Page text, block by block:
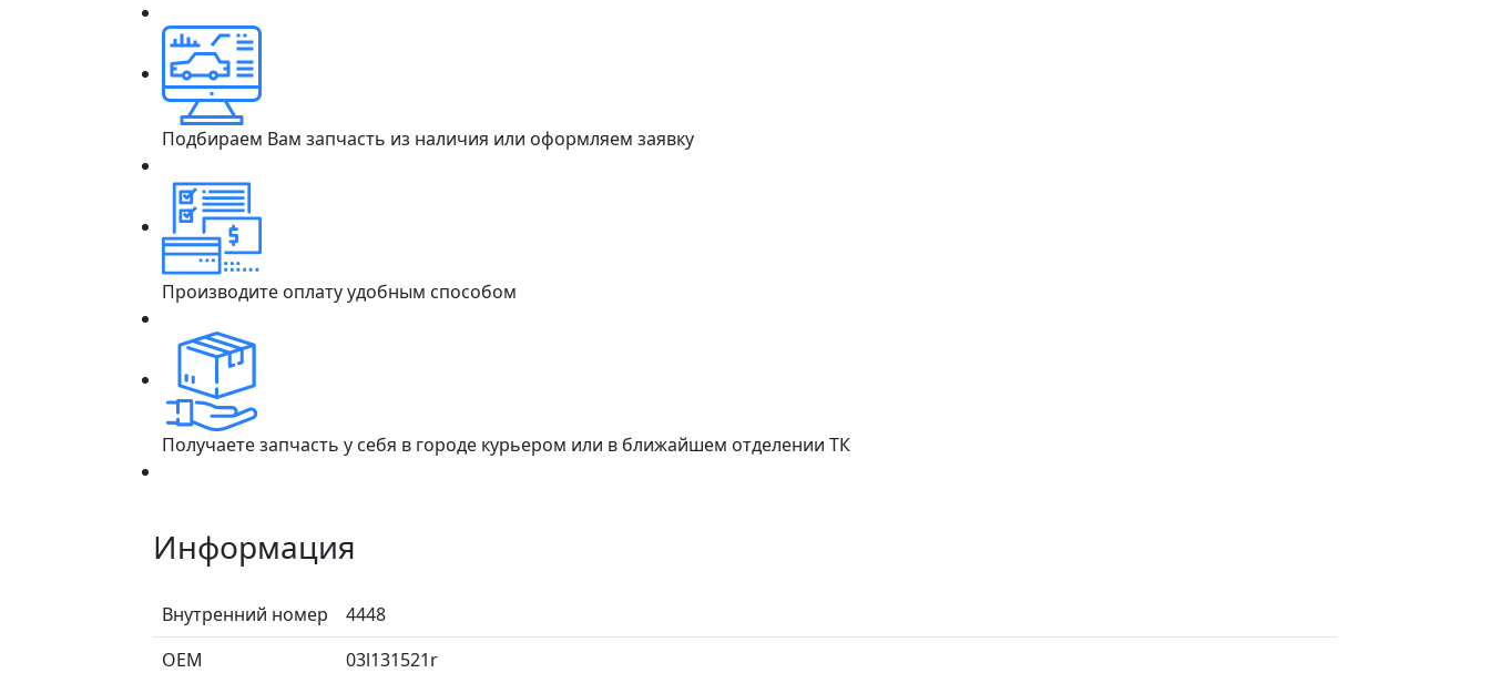
Подбираем Вам запчасть из наличия или оформляем заявку
Производите оплату удобным способом
Получаете запчасть у себя в городе курьером или в ближайшем отделении ТК
Информация
Внутренний номер
4448
ОЕМ
03l131521r